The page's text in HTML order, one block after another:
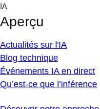
Skip
content
IA
Aperçu
Actualités sur l'IA
Blog technique
Événements IA en direct
Qu’est-ce que l’inférence